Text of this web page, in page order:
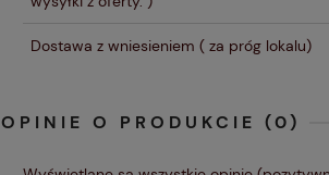
Dostawa z wniesieniem ( za próg lokalu)
OPINIE O PRODUKCIE (0)